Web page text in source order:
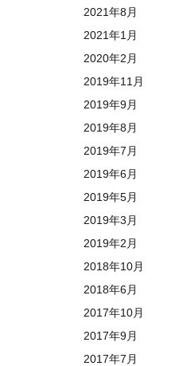
2021年8月
2021年1月
2020年2月
2019年11月
2019年9月
2019年8月
2019年7月
2019年6月
2019年5月
2019年3月
2019年2月
2018年10月
2018年6月
2017年10月
2017年9月
2017年7月